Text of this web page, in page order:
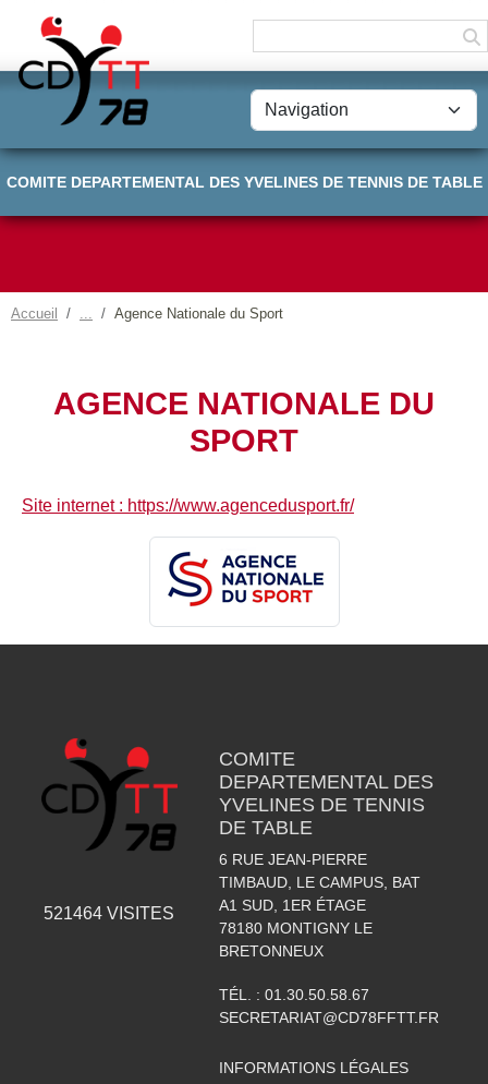
COMITE DEPARTEMENTAL DES YVELINES DE TENNIS DE TABLE
Accueil Agence Nationale du Sport
AGENCE NATIONALE DU
SPORT
Site internet : https://www.agencedusport.fr/
521464 VISITES
COMITE
DEPARTEMENTAL DES
YVELINES DE TENNIS
DE TABLE
6 RUE JEAN-PIERRE
TIMBAUD, LE CAMPUS, BAT
A1 SUD, 1ER ÉTAGE
78180 MONTIGNY LE
BRETONNEUX
TÉL. : 01.30.50.58.67
SECRETARIAT@CD78FFTT.FR
INFORMATIONS LÉGALES
Panneau de gestion des cookies